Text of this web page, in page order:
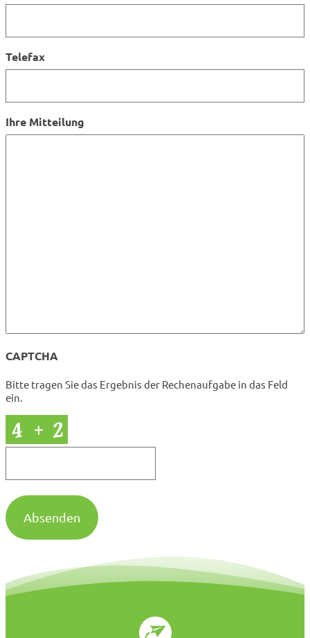
Telefax
Ihre Mitteilung
CAPTCHA
Bitte tragen Sie das Ergebnis der Rechenaufgabe in das Feld
ein.